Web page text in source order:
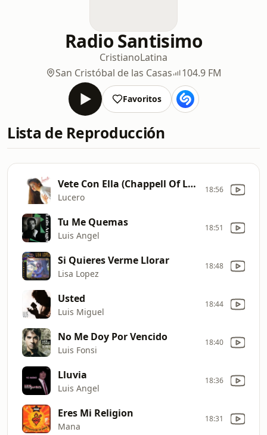
Radio Santisimo
CristianoLatina
San Cristóbal de las Casas
104.9 FM
Favoritos
Lista de Reproducción
Vete Con Ella (Chappell Of Love)
Lucero
18:56
Tu Me Quemas
Luis Angel
18:51
Si Quieres Verme Llorar
Lisa Lopez
18:48
Usted
Luis Miguel
18:44
No Me Doy Por Vencido
Luis Fonsi
18:40
Lluvia
Luis Angel
18:36
Eres Mi Religion
Mana
18:31